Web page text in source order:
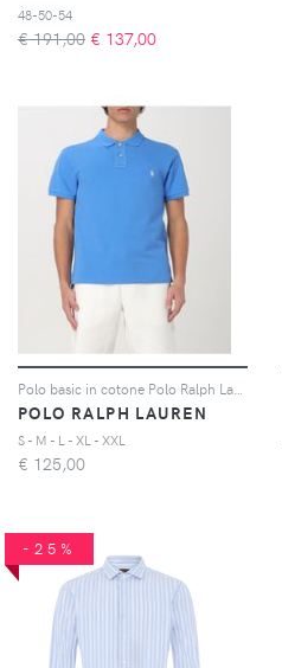
48-50-54
€ 191,00 € 137,00
POLO RALPH LAUREN
S - M - L - XL - XXL
€ 125,00
-25%